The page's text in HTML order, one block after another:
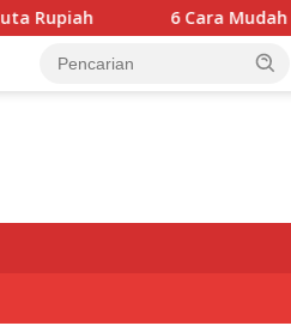
6 Cara Mudah